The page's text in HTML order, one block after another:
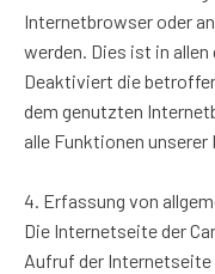
Internetbrowser oder
werden. Dies ist in
Deaktiviert die
dem genutzten
alle Funktionen
4. Erfassung von
Die Internetseite der
Aufruf der